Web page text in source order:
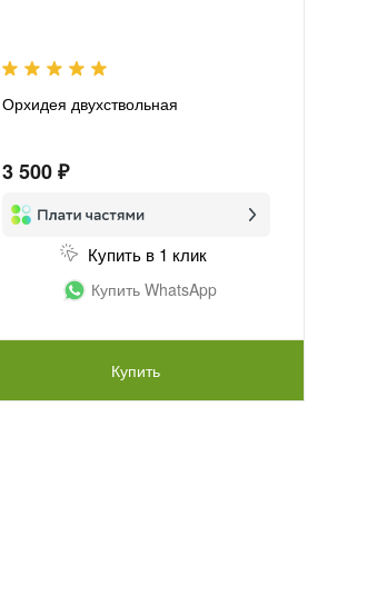
Орхидея двухствольная
3 500 ₽
Купить в 1 клик
Купить WhatsApp
Купить